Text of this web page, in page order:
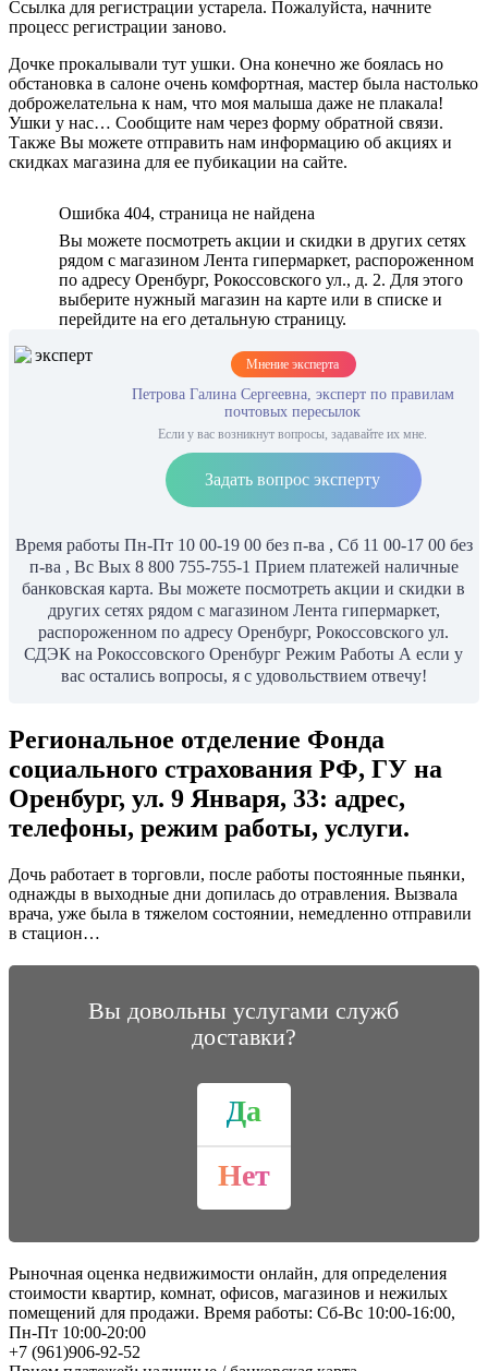
Ссылка для регистрации устарела. Пожалуйста, начните
процесс регистрации заново.
Дочке прокалывали тут ушки. Она конечно же боялась но
обстановка в салоне очень комфортная, мастер была настолько
доброжелательна к нам, что моя малыша даже не плакала!
Ушки у нас… Сообщите нам через форму обратной связи.
Также Вы можете отправить нам информацию об акциях и
скидках магазина для ее пубикации на сайте.
Ошибка 404, страница не найдена
Вы можете посмотреть акции и скидки в других сетях
рядом с магазином Лента гипермаркет, распороженном
по адресу Оренбург, Рокоссовского ул., д. 2. Для этого
выберите нужный магазин на карте или в списке и
перейдите на его детальную страницу.
Мнение эксперта
Петрова Галина Сергеевна, эксперт по правилам
почтовых пересылок
Если у вас возникнут вопросы, задавайте их мне.
Задать вопрос эксперту
Время работы Пн-Пт 10 00-19 00 без п-ва , Сб 11 00-17 00 без
п-ва , Вс Вых 8 800 755-755-1 Прием платежей наличные
банковская карта. Вы можете посмотреть акции и скидки в
других сетях рядом с магазином Лента гипермаркет,
распороженном по адресу Оренбург, Рокоссовского ул.
СДЭК на Рокоссовского Оренбург Режим Работы А если у
вас остались вопросы, я с удовольствием отвечу!
Региональное отделение Фонда
социального страхования РФ, ГУ на
Оренбург, ул. 9 Января, 33: адрес,
телефоны, режим работы, услуги.
Дочь работает в торговли, после работы постоянные пьянки,
однажды в выходные дни допилась до отравления. Вызвала
врача, уже была в тяжелом состоянии, немедленно отправили
в стацион…
Вы довольны услугами служб
доставки?
Да
Нет
Рыночная оценка недвижимости онлайн, для определения
стоимости квартир, комнат, офисов, магазинов и нежилых
помещений для продажи. Время работы: Сб-Вс 10:00-16:00,
Пн-Пт 10:00-20:00
+7 (961)906-92-52